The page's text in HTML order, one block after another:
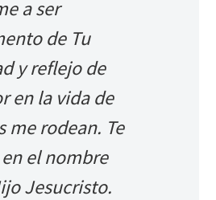
a ser
de Tu
y reflejo de
en la vida de
me rodean. Te
el nombre
Jesucristo.